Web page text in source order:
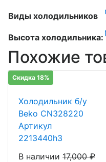
Виды холодильников
Высота холодильника:
Похожие
Скидка 18%
Холодильник б/у
Beko CN328220
Артикул
2213440h3
В наличии 17,000₽